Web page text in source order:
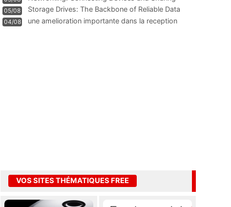
Information
05/08
Storage Drives: The Backbone of Reliable Data
Management
04/08
une amelioration importante dans la reception
VOS SITES THÉMATIQUES FREE